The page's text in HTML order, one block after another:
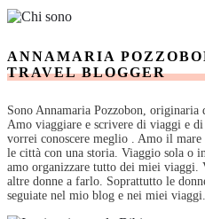
ANNAMARIA
TRAVEL BLOGGER
Sono Annamaria Pozzobon,
Amo viaggiare e scrivere di viaggi e
vorrei conoscere meglio . Amo il
le città con una storia. Viaggio sola o
amo organizzare tutto dei miei
altre donne a farlo. Soprattutto le
seguiate nel mio blog e nei miei viaggi.